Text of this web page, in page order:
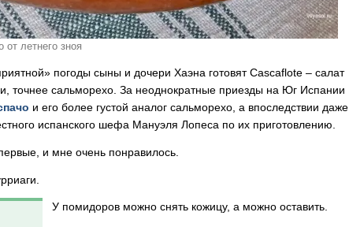
летнего зноя
погоды сыны и дочери Хаэна готовят Cascaflote – салат
точнее сальморехо. За неоднократные приезды на Юг Испании
и его более густой аналог сальморехо, а впоследствии даже
испанского шефа Мануэля Лопеса по их приготовлению.
и мне очень понравилось.
У помидоров можно снять кожицу, а можно оставить.